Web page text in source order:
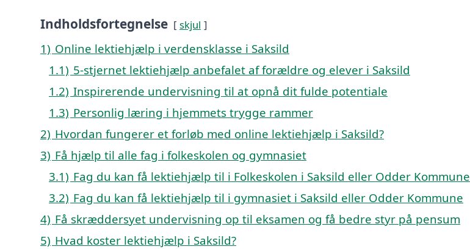
Indholdsfortegnelse skjul
1) Online lektiehjælp i verdensklasse i Saksild
1.1) 5-stjernet lektiehjælp anbefalet af forældre og elever i Saksild
1.2) Inspirerende undervisning til at opnå dit fulde potentiale
1.3) Personlig læring i hjemmets trygge rammer
2) Hvordan fungerer et forløb med online lektiehjælp i Saksild?
3) Få hjælp til alle fag i folkeskolen og gymnasiet
3.1) Fag du kan få lektiehjælp til i Folkeskolen i Saksild eller Odder Kommune
3.2) Fag du kan få lektiehjælp til i gymnasiet i Saksild eller Odder Kommune
4) Få skræddersyet undervisning op til eksamen og få bedre styr på pensum
5) Hvad koster lektiehjælp i Saksild?